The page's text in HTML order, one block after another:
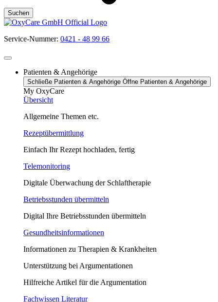
Suchen
Service-Nummer: 0421 - 48 99 66
Patienten & Angehörige
Schließe Patienten & Angehörige Öffne Patienten & Angehörige
My OxyCare
Übersicht
Allgemeine Themen etc.
Rezeptübermittlung
Einfach Ihr Rezept hochladen, fertig
Telemonitoring
Digitale Überwachung der Schlaftherapie
Betriebsstunden übermitteln
Digital Ihre Betriebsstunden übermitteln
Gesundheitsinformationen
Informationen zu Therapien & Krankheiten
Unterstützung bei Argumentationen
Hilfreiche Artikel für die Argumentation
Fachwissen Literatur